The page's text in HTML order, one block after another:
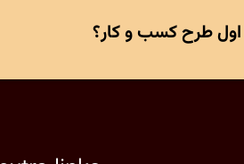
طرح کسب و کار؟